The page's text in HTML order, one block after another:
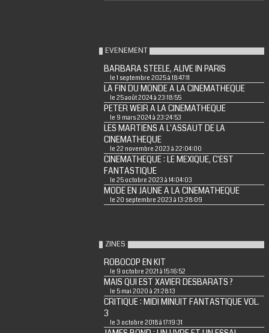
EVENEMENT
BARBARA STEELE, ALIVE IN PARIS
le 1 septembre 2025 à 18:47:11
LA FIN DU MONDE A LA CINEMATHEQUE
le 25 août 2024 à 23:18:55
PETER WEIR A LA CINEMATHEQUE
le 9 mars 2024 à 23:24:53
LES MARTIENS A L'ASSAUT DE LA
CINEMATHEQUE
le 22 novembre 2023 à 22:04:00
CINEMATHEQUE : LE MEXIQUE, C'EST
FANTASTIQUE
le 25 octobre 2023 à 14:04:03
MODE EN JAUNE A LA CINEMATHEQUE
le 20 septembre 2023 à 13:28:09
ZINES
ROBOCOP EN KIT
le 9 octobre 2021 à 15:16:52
MAIS QUI EST XAVIER DESBARATS ?
le 5 mai 2020 à 21:28:13
CRITIQUE : MIDI MINUIT FANTASTIQUE VOL.
3
le 3 octobre 2018 à 17:19:31